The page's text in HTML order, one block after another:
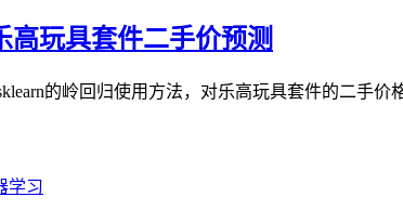
玩具套件二手价预测
的岭回归使用方法，对乐高玩具套件的二手价
学习